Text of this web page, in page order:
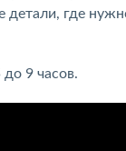
детали, где
до 9 часов.